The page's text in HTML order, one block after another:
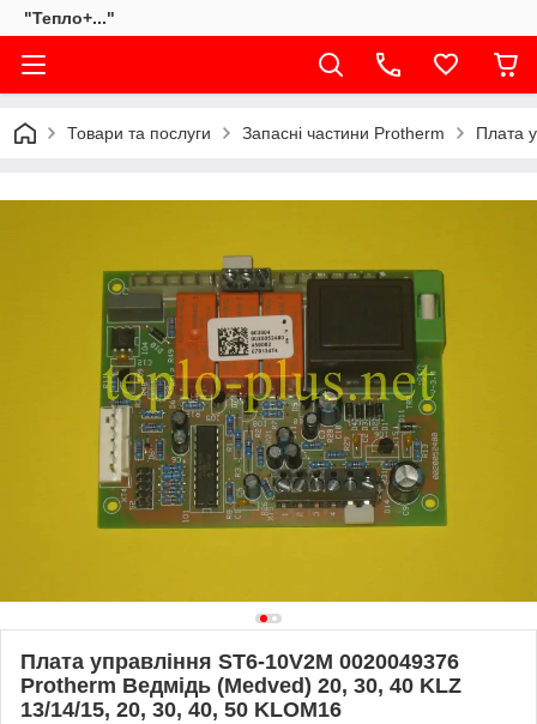
"Тепло+..."
Товари та послуги Запасні частини Protherm Плата
Плата управління ST6-10V2M 0020049376
Protherm Ведмідь (Medved) 20, 30, 40 KLZ
13/14/15, 20, 30, 40, 50 KLOM16